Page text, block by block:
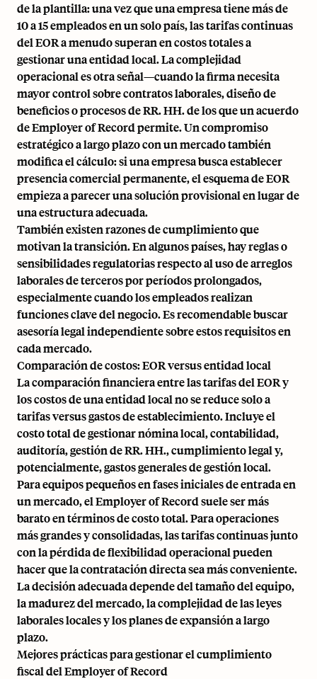
de la plantilla: una vez que una empresa tiene más de
10 a 15 empleados en un solo país, las tarifas continuas
del EOR a menudo superan en costos totales a
gestionar una entidad local. La complejidad
operacional es otra señal—cuando la firma necesita
mayor control sobre contratos laborales, diseño de
beneficios o procesos de RR. HH. de los que un acuerdo
de Employer of Record permite. Un compromiso
estratégico a largo plazo con un mercado también
modifica el cálculo: si una empresa busca establecer
presencia comercial permanente, el esquema de EOR
empieza a parecer una solución provisional en lugar de
una estructura adecuada.
También existen razones de cumplimiento que
motivan la transición. En algunos países, hay reglas o
sensibilidades regulatorias respecto al uso de arreglos
laborales de terceros por períodos prolongados,
especialmente cuando los empleados realizan
funciones clave del negocio. Es recomendable buscar
asesoría legal independiente sobre estos requisitos en
cada mercado.
Comparación de costos: EOR versus entidad local
La comparación financiera entre las tarifas del EOR y
los costos de una entidad local no se reduce solo a
tarifas versus gastos de establecimiento. Incluye el
costo total de gestionar nómina local, contabilidad,
auditoría, gestión de RR. HH., cumplimiento legal y,
potencialmente, gastos generales de gestión local.
Para equipos pequeños en fases iniciales de entrada en
un mercado, el Employer of Record suele ser más
barato en términos de costo total. Para operaciones
más grandes y consolidadas, las tarifas continuas junto
con la pérdida de flexibilidad operacional pueden
hacer que la contratación directa sea más conveniente.
La decisión adecuada depende del tamaño del equipo,
la madurez del mercado, la complejidad de las leyes
laborales locales y los planes de expansión a largo
plazo.
Mejores prácticas para gestionar el cumplimiento
fiscal del Employer of Record